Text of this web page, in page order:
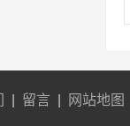
留言 网站地图